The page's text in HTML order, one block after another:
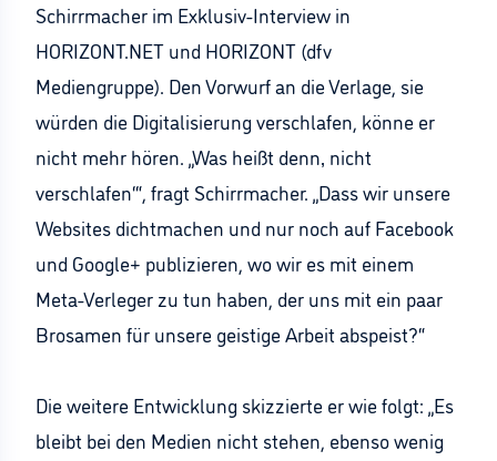
Schirrmacher im Exklusiv-Interview in
HORIZONT.NET und HORIZONT (dfv
Mediengruppe). Den Vorwurf an die Verlage, sie
würden die Digitalisierung verschlafen, könne er
nicht mehr hören. „Was heißt denn‚ nicht
verschlafen‘“, fragt Schirrmacher. „Dass wir unsere
Websites dichtmachen und nur noch auf Facebook
und Google+ publizieren, wo wir es mit einem
Meta-Verleger zu tun haben, der uns mit ein paar
Brosamen für unsere geistige Arbeit abspeist?“
Die weitere Entwicklung skizzierte er wie folgt: „Es
bleibt bei den Medien nicht stehen, ebenso wenig